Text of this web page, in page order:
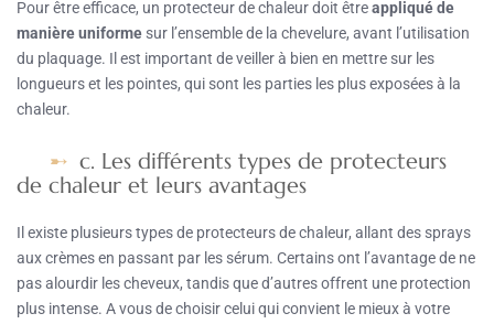
Pour être efficace, un protecteur de chaleur doit êtreappliqué de
manière uniforme sur l’ensemble de la chevelure, avant l’utilisation
du plaquage. Il est important de veiller à bien en mettre sur les
longueurs et les pointes, qui sont les parties les plus exposées à la
chaleur.
c. Les différents types de protecteurs
de chaleur et leurs avantages
Il existe plusieurs types de protecteurs de chaleur, allant des sprays
aux crèmes en passant par les sérum. Certains ont l’avantage de ne
pas alourdir les cheveux, tandis que d’autres offrent une protection
plus intense. A vous de choisir celui qui convient le mieux à votre